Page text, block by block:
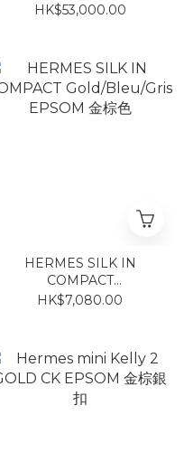
玫瑰金
HK$53,000.00
HERMES SILK IN
COMPACT
Gold/Bleu/Gris EPSOM
HK$7,080.00